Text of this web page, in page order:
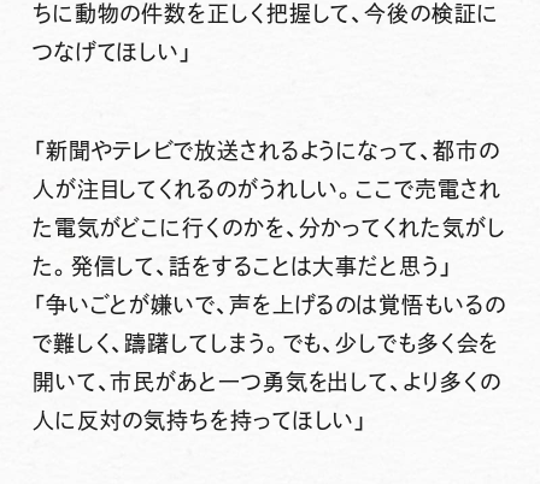
ちに動物の件数を正しく把握して、今後の検証に
つなげてほしい」
「新聞やテレビで放送されるようになって、都市の
人が注目してくれるのがうれしい。ここで売電され
た電気がどこに行くのかを、分かってくれた気がし
た。発信して、話をすることは大事だと思う」
「争いごとが嫌いで、声を上げるのは覚悟もいるの
で難しく、躊躇してしまう。でも、少しでも多く会を
開いて、市民があと一つ勇気を出して、より多くの
人に反対の気持ちを持ってほしい」